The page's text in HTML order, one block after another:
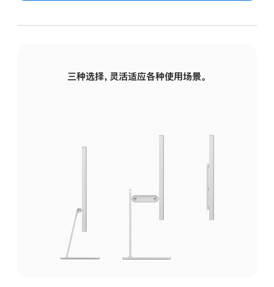
三种选择，灵活适应各种使用场景。